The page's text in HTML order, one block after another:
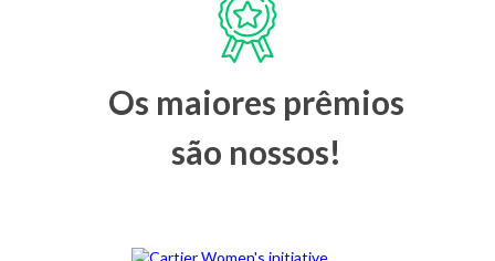
Os maiores prêmios
são nossos!